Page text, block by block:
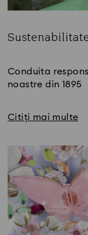
Conduita
noastre din 1895
Citiți mai multe